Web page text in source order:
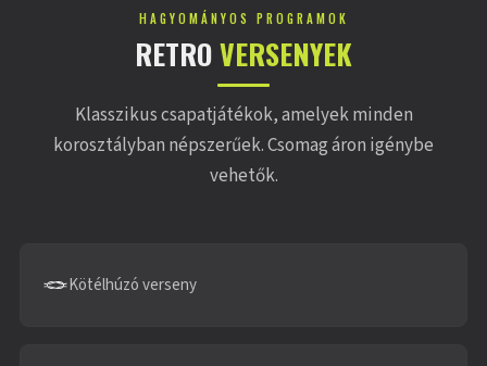
HAGYOMÁNYOS PROGRAMOK
RETROVERSENYEK
Klasszikus csapatjátékok, amelyek minden
korosztályban népszerűek. Csomag áron igénybe
vehetők.
🪢Kötélhúzó verseny